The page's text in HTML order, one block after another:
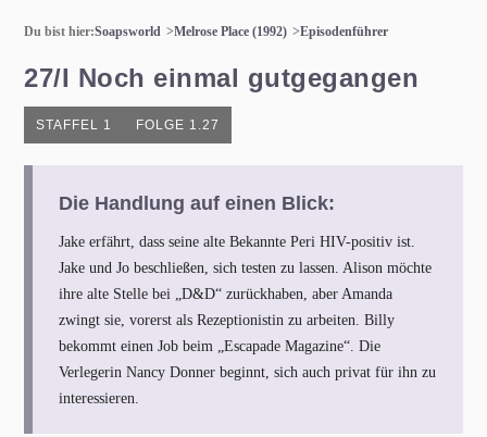
Du bist hier:Soapsworld Melrose Place (1992) Episodenführer
27/I Noch einmal gutgegangen
STAFFEL 1 FOLGE 1.27
Die Handlung auf einen Blick:
Jake erfährt, dass seine alte Bekannte Peri HIV-positiv ist.
Jake und Jo beschließen, sich testen zu lassen. Alison möchte
ihre alte Stelle bei „D&D“ zurückhaben, aber Amanda
zwingt sie, vorerst als Rezeptionistin zu arbeiten. Billy
bekommt einen Job beim „Escapade Magazine“. Die
Verlegerin Nancy Donner beginnt, sich auch privat für ihn zu
interessieren.